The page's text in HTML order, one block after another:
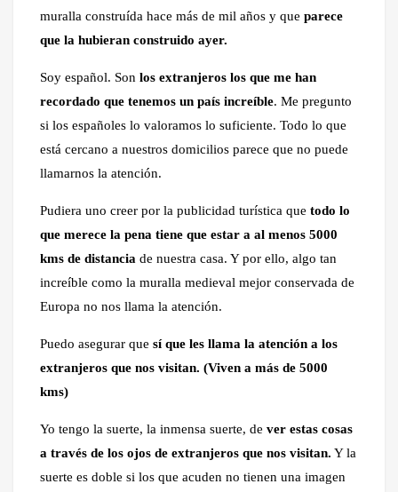
muralla construída hace más de mil años y que parece
que la hubieran construido ayer.
Soy español. Son los extranjeros los que me han
recordado que tenemos un país increíble. Me pregunto
si los españoles lo valoramos lo suficiente. Todo lo que
está cercano a nuestros domicilios parece que no puede
llamarnos la atención.
Pudiera uno creer por la publicidad turística que todo lo
que merece la pena tiene que estar a al menos 5000
kms de distancia de nuestra casa. Y por ello, algo tan
increíble como la muralla medieval mejor conservada de
Europa no nos llama la atención.
Puedo asegurar que sí que les llama la atención a los
extranjeros que nos visitan. (Viven a más de 5000
kms)
Yo tengo la suerte, la inmensa suerte, de ver estas cosas
a través de los ojos de extranjeros que nos visitan. Y la
suerte es doble si los que acuden no tienen una imagen